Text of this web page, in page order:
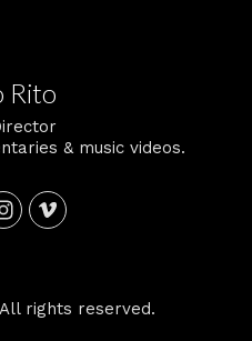
Rito
& music videos.
rights reserved.